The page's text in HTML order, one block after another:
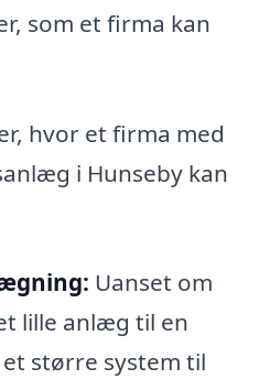
som et firma kan
hvor et firma med
i Hunseby kan
Uanset om
lille anlæg til en
større system til